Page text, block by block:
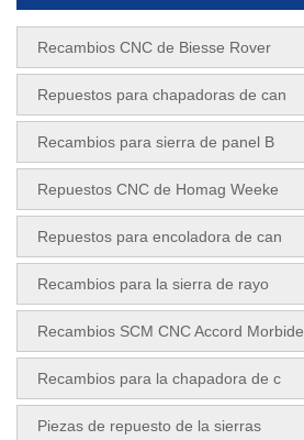
Recambios CNC de Biesse Rover
Repuestos para chapadoras de can
Recambios para sierra de panel B
Repuestos CNC de Homag Weeke
Repuestos para encoladora de can
Recambios para la sierra de rayo
Recambios SCM CNC Accord Morbide
Recambios para la chapadora de c
Piezas de repuesto de la sierras